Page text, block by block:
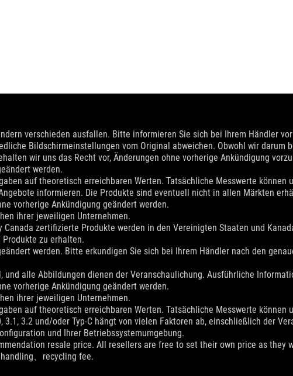
verschieden ausfallen. Bitte informieren Sie sich bei Ihrem Händler
Bildschirmeinstellungen vom Original abweichen. Obwohl wir darum
wir uns das Recht vor, Änderungen ohne vorherige Ankündigung
werden.
auf theoretisch erreichbaren Werten. Tatsächliche Messwerte können
informieren. Die Produkte sind eventuell nicht in allen Märkten
vorherige Ankündigung geändert werden.
ihrer jeweiligen Unternehmen.
zertifizierte Produkte werden in den Vereinigten Staaten und
Produkte zu erhalten.
werden. Bitte erkundigen Sie sich bei Ihrem Händler nach den
alle Abbildungen dienen der Veranschaulichung. Ausführliche
vorherige Ankündigung geändert werden.
ihrer jeweiligen Unternehmen.
auf theoretisch erreichbaren Werten. Tatsächliche Messwerte können
3.1, 3.2 und/oder Typ-C hängt von vielen Faktoren ab, einschließlich der
und Ihrer Betriebssystemumgebung.
resale price. All resellers are free to set their own price as they
、recycling fee.